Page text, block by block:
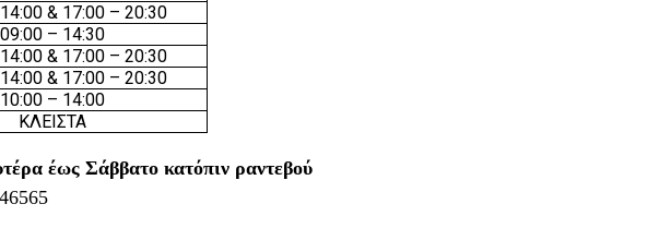
& 17:00 – 20:30
09:00 – 14:30
& 17:00 – 20:30
& 17:00 – 20:30
10:00 – 14:00
ΚΛΕΙΣΤΑ
έως Σάββατο κατόπιν ραντεβού